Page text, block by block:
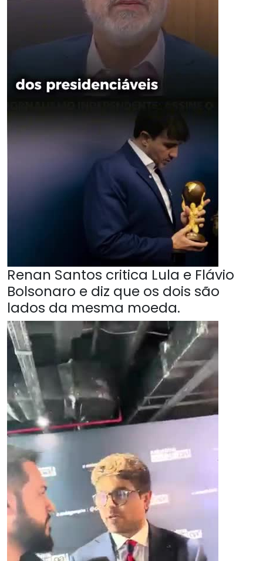
Renan Santos critica Lula e Flávio
Bolsonaro e diz que os dois são
lados da mesma moeda.